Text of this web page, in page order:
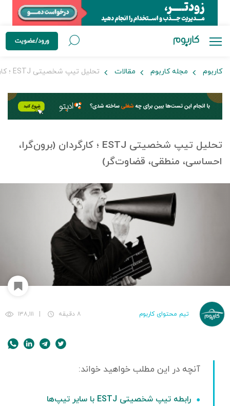
ورود/عضویت
کاربوم مجله کاربوم مقالات تحلیل تیپ شخصیتی ESTJ ؛ کارگردان (برون‌گرا، احساسی، منطقی، قضاوت‌گر)
تحلیل تیپ شخصیتی ESTJ ؛ کارگردان (برون‌گرا،
احساسی، منطقی، قضاوت‌گر)
تیم محتوای کاربوم ۸ دقیقه ۱۳۸,۱۱۱
رابطه تیپ شخصیتی ESTJ با سایر تیپ‌ها